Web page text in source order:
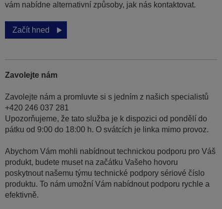
vám nabídne alternativní způsoby, jak nás kontaktovat.
Začít hned
Zavolejte nám
Zavolejte nám a promluvte si s jedním z našich specialistů
+420 246 037 281
Upozorňujeme, že tato služba je k dispozici od pondělí do
pátku od 9:00 do 18:00 h. O svátcích je linka mimo provoz.
Abychom Vám mohli nabídnout technickou podporu pro Váš
produkt, budete muset na začátku Vašeho hovoru
poskytnout našemu týmu technické podpory sériové číslo
produktu. To nám umožní Vám nabídnout podporu rychle a
efektivně.